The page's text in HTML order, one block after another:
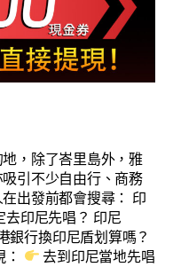
，除了峇里島外，雅
引不少自由行、商務
出發前都會搜尋： 印
去印尼先唱？ 印尼
銀行換印尼盾划算嗎？
去到印尼當地先唱